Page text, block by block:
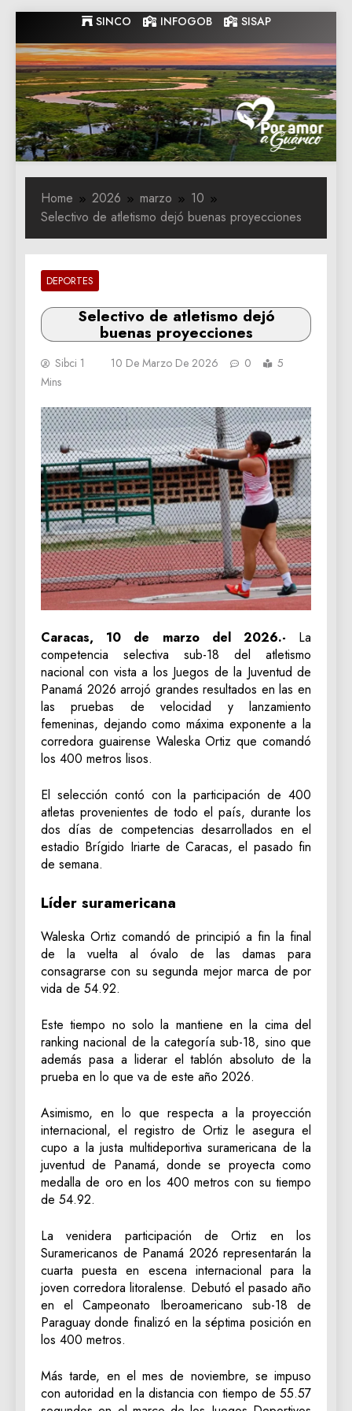
to
content
SINCO INFOGOB SISAP
Gobernacion
de Guarico
Gobernacion de Guarico
Home 2026 marzo
10
Selectivo de atletismo dejó buenas proyecciones
DEPORTES
Selectivo de atletismo dejó
buenas proyecciones
Sibci 1 10 De Marzo De 2026 0
5
Mins
Caracas, 10 de marzo del 2026.- La
competencia selectiva sub-18 del atletismo
nacional con vista a los Juegos de la Juventud de
Panamá 2026 arrojó grandes resultados en las en
las pruebas de velocidad y lanzamiento
femeninas, dejando como máxima exponente a la
corredora guairense Waleska Ortiz que comandó
los 400 metros lisos.
El selección contó con la participación de 400
atletas provenientes de todo el país, durante los
dos días de competencias desarrollados en el
estadio Brígido Iriarte de Caracas, el pasado fin
de semana.
Líder suramericana
Waleska Ortiz comandó de principió a fin la final
de la vuelta al óvalo de las damas para
consagrarse con su segunda mejor marca de por
vida de 54.92.
Este tiempo no solo la mantiene en la cima del
ranking nacional de la categoría sub-18, sino que
además pasa a liderar el tablón absoluto de la
prueba en lo que va de este año 2026.
Asimismo, en lo que respecta a la proyección
internacional, el registro de Ortiz le asegura el
cupo a la justa multideportiva suramericana de la
juventud de Panamá, donde se proyecta como
medalla de oro en los 400 metros con su tiempo
de 54.92.
La venidera participación de Ortiz en los
Suramericanos de Panamá 2026 representarán la
cuarta puesta en escena internacional para la
joven corredora litoralense. Debutó el pasado año
en el Campeonato Iberoamericano sub-18 de
Paraguay donde finalizó en la séptima posición en
los 400 metros.
Más tarde, en el mes de noviembre, se impuso
con autoridad en la distancia con tiempo de 55.57